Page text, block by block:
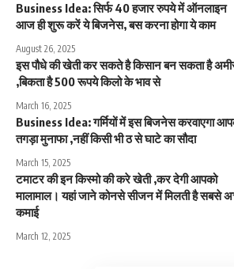
Business Idea: सिर्फ 40 हजार रुपये में ऑनलाइन
आज ही शुरू करें ये बिजनेस, बस करना होगा ये काम
August 26, 2025
इस पौधे की खेती कर सकते है किसान बन सकता है
,बिकता है 500 रूपये किलो के भाव से
March 16, 2025
Business Idea: गर्मियों में इस बिजनेस करवाएगा
तगड़ा मुनाफा ,नहीं किसी भी ठ से घाटे का सौदा
March 15, 2025
टमाटर की इन किस्मो की करे खेती ,कर देगी आपको
मालामाल। यहां जाने कोनसे सीजन में मिलती है सबसे
कमाई
March 12, 2025